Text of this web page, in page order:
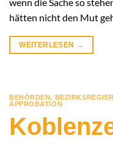
hätten nicht den Mut
WEITERLESEN →
BEHÖRDEN,
APPROBATION